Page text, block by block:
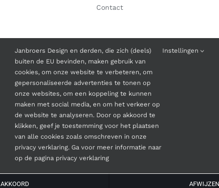
Contact
Algemene Voorwaarden
© Copyright2026 | Janbroers Design
Janbroers Design en derden, die zich (deels)
buiten de EU bevinden, maken gebruik van
cookies, om onze website te verbeteren, om
gepersonaliseerde advertenties te tonen op
onze websites, om een koppeling te kunnen
maken met social media, en om het verkeer op
de website te analyseren. Door op akkoord te
klikken, geef je toestemming voor het plaatsen
van alle cookies zoals omschreven in onze
privacy verklaring. Ga voor meer informatie naar
op de pagina privacy verklaring
Instellingen
AKKOORD AFWIJZEN